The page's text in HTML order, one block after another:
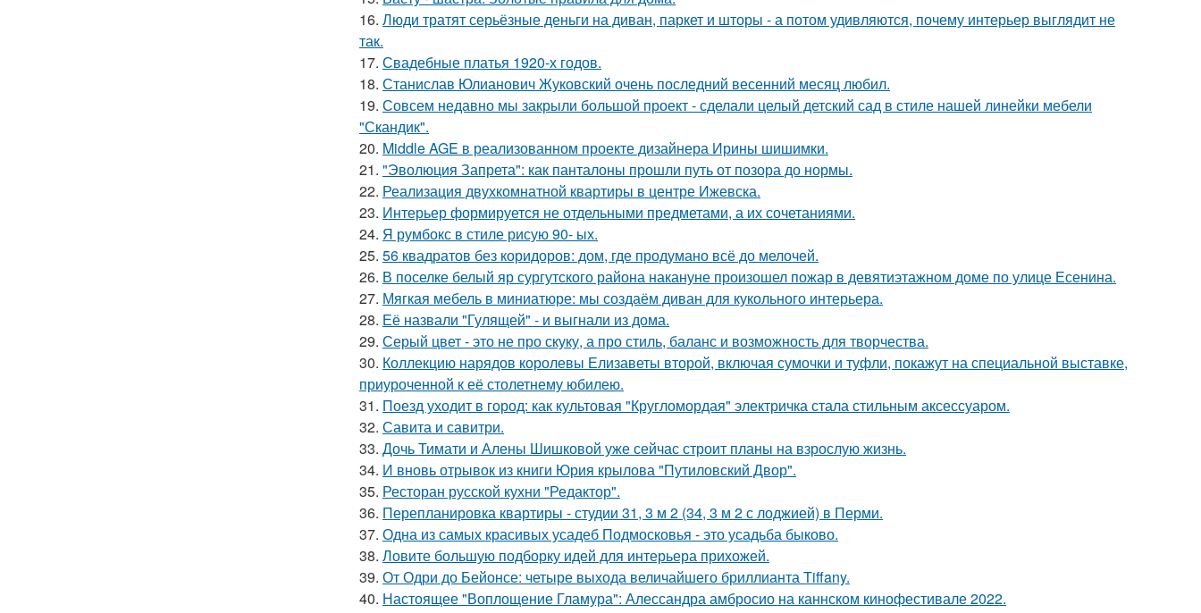
16. Люди тратят серьёзные деньги на диван, паркет и шторы - а потом удивляются, почему интерьер выглядит не
так.
17. Свадебные платья 1920-х годов.
18. Станислав Юлианович Жуковский очень последний весенний месяц любил.
19. Совсем недавно мы закрыли большой проект - сделали целый детский сад в стиле нашей линейки мебели
"Скандик".
20. Middle AGE в реализованном проекте дизайнера Ирины шишимки.
21. "Эволюция Запрета": как панталоны прошли путь от позора до нормы.
22. Реализация двухкомнатной квартиры в центре Ижевска.
23. Интерьер формируется не отдельными предметами, а их сочетаниями.
24. Я румбокс в стиле рисую 90- ых.
25. 56 квадратов без коридоров: дом, где продумано всё до мелочей.
26. В поселке белый яр сургутского района накануне произошел пожар в девятиэтажном доме по улице Есенина.
27. Мягкая мебель в миниатюре: мы создаём диван для кукольного интерьера.
28. Её назвали "Гулящей" - и выгнали из дома.
29. Серый цвет - это не про скуку, а про стиль, баланс и возможность для творчества.
30. Коллекцию нарядов королевы Елизаветы второй, включая сумочки и туфли, покажут на специальной выставке,
приуроченной к её столетнему юбилею.
31. Поезд уходит в город: как культовая "Кругломордая" электричка стала стильным аксессуаром.
32. Савита и савитри.
33. Дочь Тимати и Алены Шишковой уже сейчас строит планы на взрослую жизнь.
34. И вновь отрывок из книги Юрия крылова "Путиловский Двор".
35. Ресторан русской кухни "Редактор".
36. Перепланировка квартиры - студии 31, 3 м 2 (34, 3 м 2 с лоджией) в Перми.
37. Одна из самых красивых усадеб Подмосковья - это усадьба быково.
38. Ловите большую подборку идей для интерьера прихожей.
39. От Одри до Бейонсе: четыре выхода величайшего бриллианта Tiffany.
40. Настоящее "Воплощение Гламура": Алессандра амбросио на каннском кинофестивале 2022.